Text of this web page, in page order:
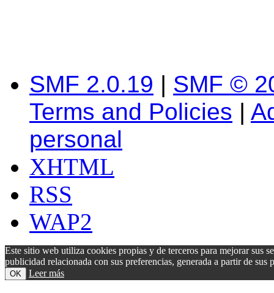
SMF 2.0.19 | SMF ©
Terms and Policies |
personal
XHTML
RSS
WAP2
Este sitio web utiliza cookies propias y de terceros para mejorar sus
publicidad relacionada con sus preferencias, generada a partir de
OK Leer más